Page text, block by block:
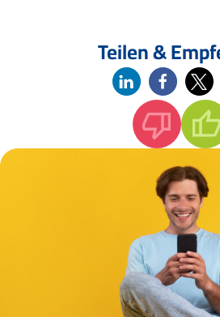
Teilen &